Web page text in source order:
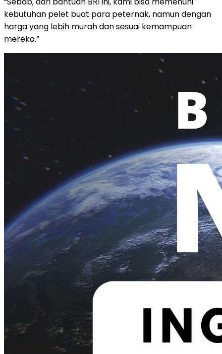
kebutuhan pelet buat para peternak, namun dengan
harga yang lebih murah dan sesuai kemampuan
mereka.”